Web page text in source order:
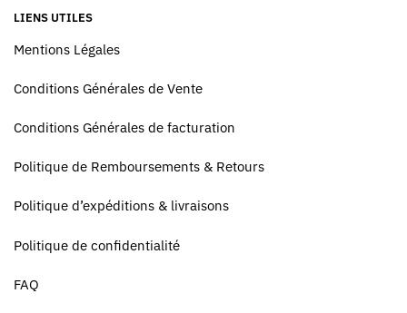
LIENS UTILES
Mentions Légales
Conditions Générales de Vente
Conditions Générales de facturation
Politique de Remboursements & Retours
Politique d’expéditions & livraisons
Politique de confidentialité
FAQ